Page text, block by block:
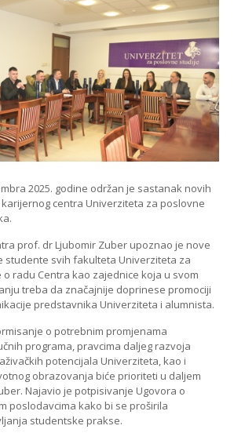
2025. godine održan je sastanak novih
centra Univerziteta za poslovne
prof. dr Ljubomir Zuber upoznao je nove
studente svih fakulteta Univerziteta za
radu Centra kao zajednice koja u svom
treba da značajnije doprinese promociji
predstavnika Univerziteta i alumnista.
o potrebnim promjenama
programa, pravcima daljeg razvoja
potencijala Univerziteta, kao i
obrazovanja biće prioriteti u daljem
Najavio je potpisivanje Ugovora o
poslodavcima kako bi se proširila
studentske prakse.